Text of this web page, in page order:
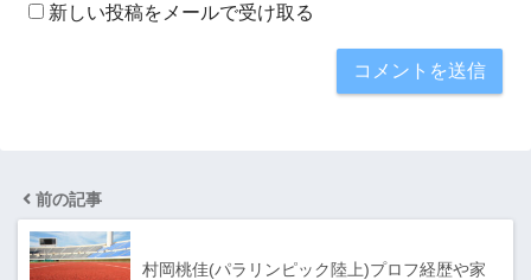
新しい投稿をメールで受け取る
前の記事
村岡桃佳(パラリンピック陸上)プロフ経歴や家